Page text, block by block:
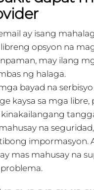
ay isang
opsyon na
may ilang
ng halaga.
bayad na
kaysa sa mga
kinakailangang
na
impormasyon.
mas mahusay na